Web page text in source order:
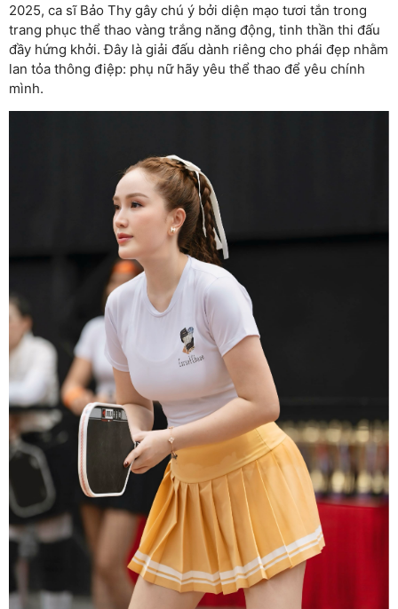
2025, ca sĩ Bảo Thy gây chú ý bởi diện mạo tươi tắn trong
trang phục thể thao vàng trắng năng động, tinh thần thi đấu
đầy hứng khởi. Đây là giải đấu dành riêng cho phái đẹp nhằm
lan tỏa thông điệp: phụ nữ hãy yêu thể thao để yêu chính
mình.